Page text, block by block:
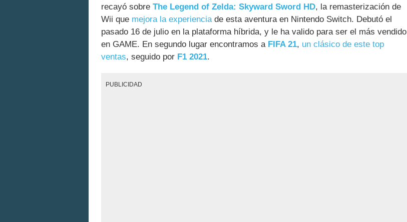
recayó sobre The Legend of Zelda: Skyward Sword HD, la remasterización de
Wii que mejora la experienciade esta aventura en Nintendo Switch. Debutó el
pasado 16 de julio en la plataforma híbrida, y le ha valido para ser el más vendido
en GAME. En segundo lugar encontramos a FIFA 21, un clásico de este top
ventas, seguido por F1 2021.
PUBLICIDAD